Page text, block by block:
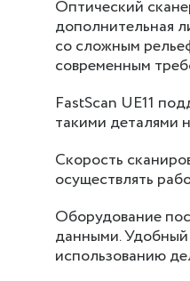
Оптический
дополнительная
со сложным
современным
FastScan UE11
такими деталями
Скорость
осуществлять
Оборудование
данными. Удобный
использованию